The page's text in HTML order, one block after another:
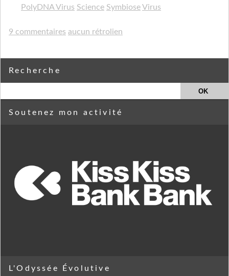
PolyDNA Virus Science SymbioseVirus
9 commentaires aucun rétrolien
Recherche
Soutenez mon activité
L'Odyssée Évolutive